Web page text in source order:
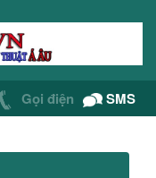
Gọi điện SMS